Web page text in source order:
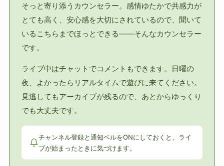
そっと寄り添うカウンセラー。感情ゆたかで共感力が
とても高く、安心感を大切にされているので、聞いて
いるこちらまでほっとできる——そんなカウンセラー
です。
ライブ中はチャットでコメントもできます。日曜の
夜、よかったらリアルタイムで遊びに来てください。
見逃してもアーカイブが残るので、あとからゆっくり
でも大丈夫です。
チャンネル登録と通知ベルをONにしておくと、ライ
ブが始まったときに気づけます。